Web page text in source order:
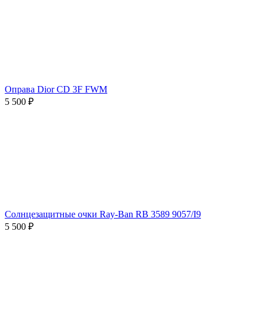
Оправа Dior CD 3F FWM
5 500 ₽
Солнцезащитные очки Ray-Ban RB 3589 9057/I9
5 500 ₽